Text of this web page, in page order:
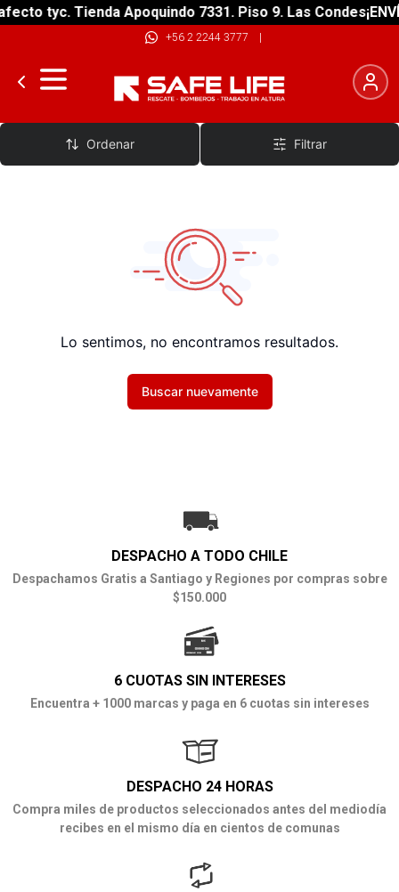
tyc. Tienda Apoquindo 7331. Piso 9. Las Condes
+56 2 2244 3777 |
Medidores de presión
Ordenar Filtrar
Lo sentimos, no encontramos resultados.
Buscar nuevamente
DESPACHO A TODO CHILE
Despachamos Gratis a Santiago y Regiones por compras sobre
$150.000
6 CUOTAS SIN INTERESES
Encuentra + 1000 marcas y paga en 6 cuotas sin intereses
DESPACHO 24 HORAS
Compra miles de productos seleccionados antes del mediodía
recibes en el mismo día en cientos de comunas